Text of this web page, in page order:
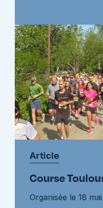
Article
Course
Organisée le 18